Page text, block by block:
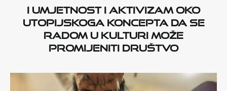
I umjetnost i aktivizam oko
utopijskoga koncepta da se
radom u kulturi može
promijeniti društvo